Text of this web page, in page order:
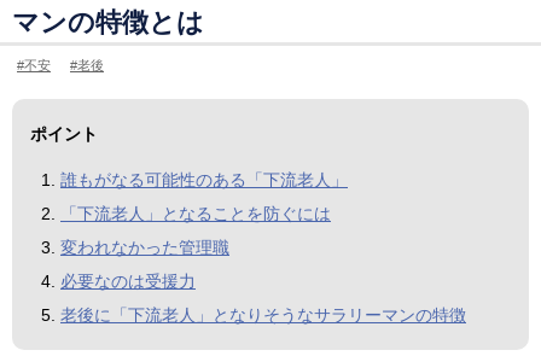
マンの特徴とは
不安 老後
ポイント
誰もがなる可能性のある「下流老人」
「下流老人」となることを防ぐには
変われなかった管理職
必要なのは受援力
老後に「下流老人」となりそうなサラリーマンの特徴